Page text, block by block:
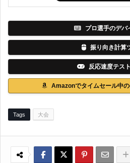
プロ選手のデバ
振り向き計算
反応速度テス
Amazonでタイムセール中
Tags 大会